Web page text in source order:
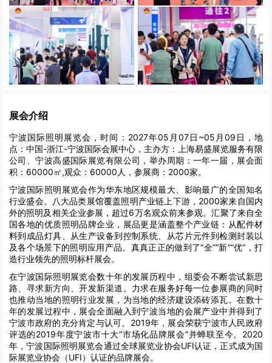
展会介绍
宁波国际照明展览会，时间：2027年05月07日~05月09日，地
点：中国-浙江-宁波国际会展中心，主办方：上海易盛展览服务有限
公司、宁波高盛国际展览有限公司，举办周期：一年一届，展会面
积：60000㎡,观众：60000人，参展商：2000家。
宁波国际照明展览会作为华东地区规模最大、影响最广的全国知名
行业盛会。八大品类展馆覆盖照明产业链上下游，2000家来自国内
外的照明及相关企业参展，超过6万名观众前来参观。汇聚了来自全
国各地的优质照明品牌企业，展品更是涵盖整个产业链：从配件材
料到成品灯具、从生产设备到控制系统、从芯片元件到检测封装以
及各个场景下的照明应用产品。真真正正的做到了“全”“新”“优”，打
造行业领先的照明标杆展会。
在宁波国际照明展览会数十年的发展历程中，组委会不断尝试新思
路、寻求新方向、开发新渠道。力求在服务好每一位参展商的同时
也推动当地的照明行业发展，为当地的经济建设添砖添瓦。在数十
年的发展过程中，展会全面融入到宁波当地的会展产业中并得到了
宁波市政府的充分肯定与认可。2019年，展会荣获宁波市人民政府
评选的2019年度宁波市十大“市场化品牌展会”并蝉联至今。2020
年，宁波国际照明展览会通过全球展览业协会UFI认证，正式成为国
际展览业协会（UFI）认证的品牌展会。